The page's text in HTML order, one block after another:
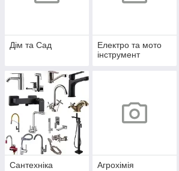
Дім та Сад
Електро та мото
інструмент
Сантехніка Агрохімія